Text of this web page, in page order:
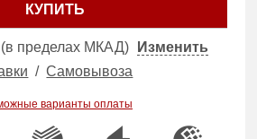
КУПИТЬ
пределах МКАД)
Изменить
/Самовывоза
варианты оплаты